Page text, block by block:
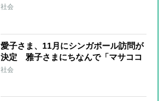
から70年を迎え、現地では水俣へのご
社会
愛子さま、11月にシンガポール訪問が
決定 雅子さまにちなんで「マサココ
ウタイシヒデンカ」と命名された真っ
社会